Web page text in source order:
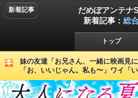
新着記事
だめぽアンテナ
新着記事： 総
トップ
妹の友達「お兄さん、一緒に映画見
「お、いいじゃん。私も〜」ワイ「